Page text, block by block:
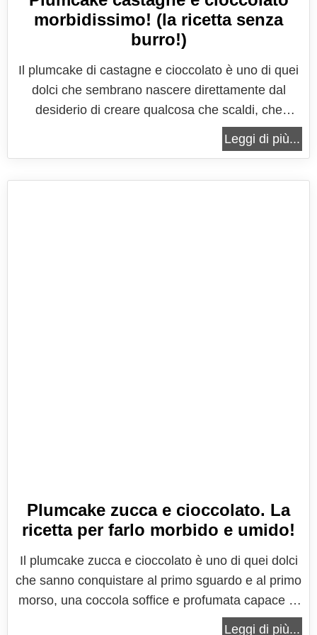
morbidissimo! (la ricetta senza
burro!)
Il plumcake di castagne e cioccolato è uno di quei
dolci che sembrano nascere direttamente dal
desiderio di creare qualcosa che scaldi, che
avvolga, che renda ogni colazione o merenda un
piccolo rituale di conforto. È un dolce che parla
Leggi di più...
Plumcake zucca e cioccolato. La
ricetta per farlo morbido e umido!
Il plumcake zucca e cioccolato è uno di quei dolci
che sanno conquistare al primo sguardo e al primo
morso, una coccola soffice e profumata capace di
trasformare un semplice pomeriggio in un
Leggi di più...